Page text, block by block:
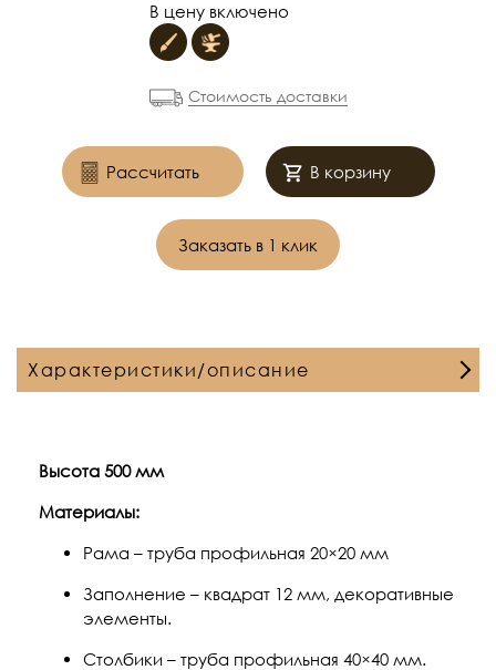
В цену включено
Стоимость доставки
Рассчитать В корзину
Заказать в 1 клик
Характеристики/описание
Высота 500 мм
Материалы:
Рама – труба профильная 20×20 мм
Заполнение – квадрат 12 мм, декоративные
элементы.
Столбики – труба профильная 40×40 мм.